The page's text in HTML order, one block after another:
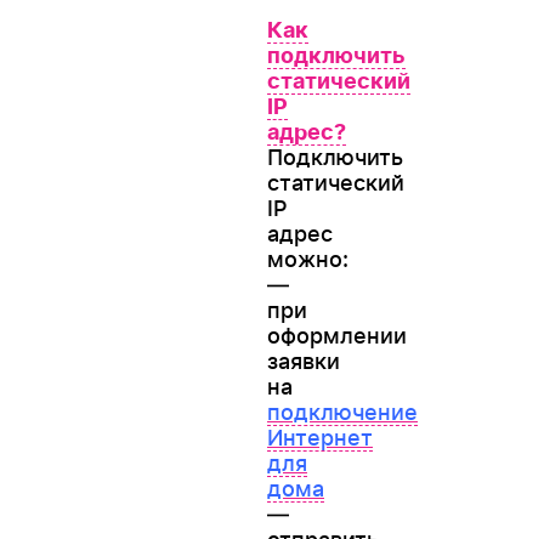
Как
подключить
статический
IP
адрес?
Подключить
статический
IP
адрес
можно:
—
при
оформлении
заявки
на
подключение
Интернет
для
дома
—